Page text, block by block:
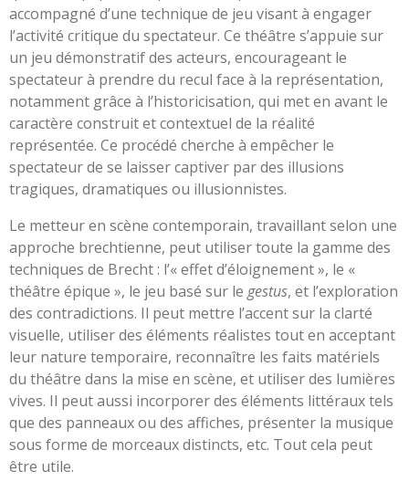
accompagné d’une technique de jeu visant à engager
l’activité critique du spectateur. Ce théâtre s’appuie sur
un jeu démonstratif des acteurs, encourageant le
spectateur à prendre du recul face à la représentation,
notamment grâce à l’historicisation, qui met en avant le
caractère construit et contextuel de la réalité
représentée. Ce procédé cherche à empêcher le
spectateur de se laisser captiver par des illusions
tragiques, dramatiques ou illusionnistes.
Le metteur en scène contemporain, travaillant selon une
approche brechtienne, peut utiliser toute la gamme des
techniques de Brecht : l’« effet d’éloignement », le «
théâtre épique », le jeu basé sur le gestus, et l’exploration
des contradictions. Il peut mettre l’accent sur la clarté
visuelle, utiliser des éléments réalistes tout en acceptant
leur nature temporaire, reconnaître les faits matériels
du théâtre dans la mise en scène, et utiliser des lumières
vives. Il peut aussi incorporer des éléments littéraux tels
que des panneaux ou des affiches, présenter la musique
sous forme de morceaux distincts, etc. Tout cela peut
être utile.